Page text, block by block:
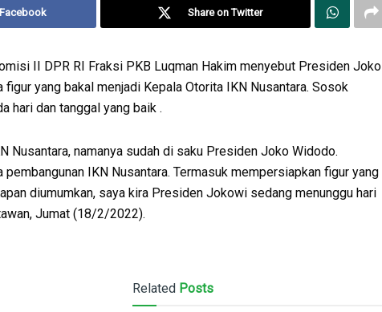
Share on Twitter
II DPR RI Fraksi PKB Luqman Hakim menyebut Presiden Joko
yang bakal menjadi Kepala Otorita IKN Nusantara. Sosok
hari dan tanggal yang baik .
Nusantara, namanya sudah di saku Presiden Joko Widodo.
IKN Nusantara. Termasuk mempersiapkan figur yang
diumumkan, saya kira Presiden Jokowi sedang menunggu hari
Jumat (18/2/2022).
Related Posts